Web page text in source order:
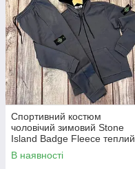
Спортивний костюм
чоловічий зимовий Stone
Island Badge Fleece теплий
на флісі стон айленд
графітовий
В наявності